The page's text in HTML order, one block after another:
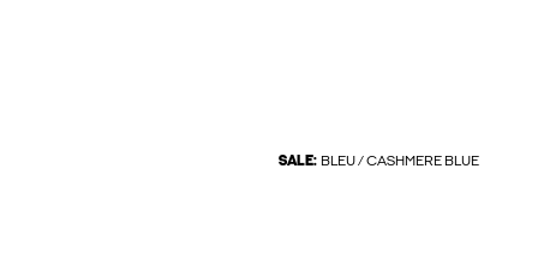
SALE: BLEU / CASHMERE BLUE